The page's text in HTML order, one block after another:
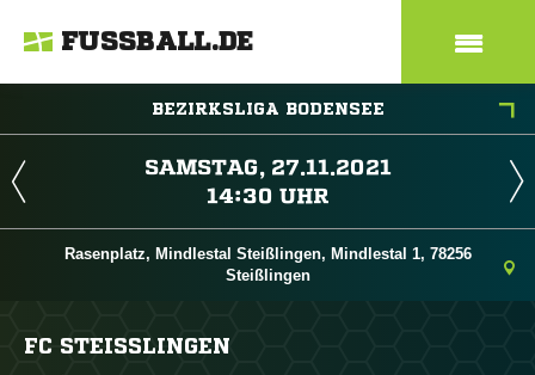
FUSSBALL.DE
BEZIRKSLIGA BODENSEE
 
 
Rasenplatz, Mindlestal Steißlingen, Mindlestal 1, 78256
Steißlingen
FC STEISSLINGEN